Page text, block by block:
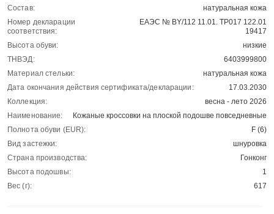
Состав:
натуральная кожа
Номер декларации
соответствия:
ЕАЭС № BY/112 11.01. ТР017 122.01
19417
Высота обуви:
низкие
ТНВЭД:
6403999800
Материал стельки:
натуральная кожа
Дата окончания действия сертификата/декларации:
17.03.2030
Коллекция:
весна - лето 2026
Наименование:
Кожаные кроссовки на плоской подошве повседневные
Полнота обуви (EUR):
F (6)
Вид застежки:
шнуровка
Страна производства:
Гонконг
Высота подошвы:
1
Вес (г):
617